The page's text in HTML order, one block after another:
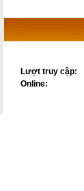
Lượt truy cập:
Online: